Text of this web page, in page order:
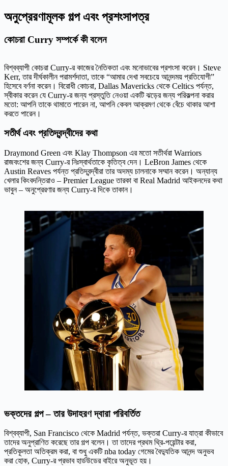
অনুপ্রেরণামূলক গল্প এবং প্রশংসাপত্র
কোচরা Curry সম্পর্কে কী বলেন
বিশ্বব্যাপী কোচরা Curry-র কাজের নৈতিকতা এবং মনোভাবের প্রশংসা করেন। Steve
Kerr, তার দীর্ঘকালীন পরামর্শদাতা, তাকে “আমার দেখা সবচেয়ে আনন্দময় প্রতিযোগী”
হিসেবে বর্ণনা করেন। বিরোধী কোচরা, Dallas Mavericks থেকে Celtics পর্যন্ত,
স্বীকার করেন যে Curry-র জন্য প্রস্তুতি নেওয়া একটি ঝড়ের জন্য পরিকল্পনা করার
মতো: আপনি তাকে থামাতে পারেন না, আপনি কেবল আক্রমণ থেকে বেঁচে থাকার আশা
করতে পারেন।
সতীর্থ এবং প্রতিদ্বন্দ্বীদের কথা
Draymond Green এবং Klay Thompson এর মতো সতীর্থরা Warriors
রাজবংশের জন্য Curry-র নিঃস্বার্থতাকে কৃতিত্ব দেন। LeBron James থেকে
Austin Reaves পর্যন্ত প্রতিদ্বন্দ্বীরা তার অদম্য চালনাকে সম্মান করেন। অন্যান্য
খেলার কিংবদন্তিরাও – Premier League তারকা বা Real Madrid আইকনদের কথা
ভাবুন – অনুপ্রেরণার জন্য Curry-র দিকে তাকান।
ভক্তদের গল্প – তার উদাহরণ দ্বারা পরিবর্তিত
বিশ্বব্যাপী, San Francisco থেকে Madrid পর্যন্ত, ভক্তরা Curry-র যাত্রা কীভাবে
তাদের অনুপ্রাণিত করেছে তার গল্প বলেন। তা তাদের প্রথম থ্রি-পয়েন্টার করা,
প্রতিকূলতা অতিক্রম করা, বা শুধু একটি nba today গেমের বৈদ্যুতিক আনন্দ অনুভব
করা হোক, Curry-র প্রভাব হার্ডউডের বাইরে অনুভূত হয়।